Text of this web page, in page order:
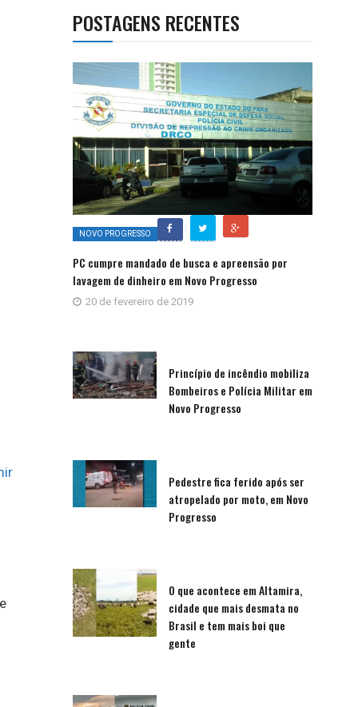
POSTAGENS RECENTES
NOVO PROGRESSO
PC cumpre mandado de busca e apreensão por
lavagem de dinheiro em Novo Progresso
20 de fevereiro de 2019
Princípio de incêndio mobiliza
Bombeiros e Polícia Militar em
Novo Progresso
Pedestre fica ferido após ser
atropelado por moto, em Novo
Progresso
O que acontece em Altamira,
cidade que mais desmata no
Brasil e tem mais boi que
gente